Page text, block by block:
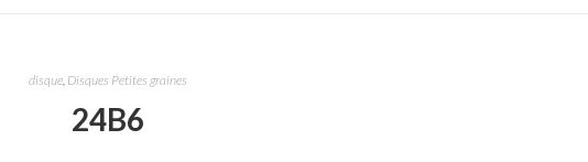
disque, Disques Petites graines
24B6